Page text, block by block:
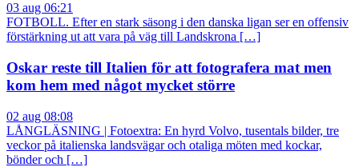
03 aug 06:21
FOTBOLL. Efter en stark säsong i den danska ligan ser en offensiv
förstärkning ut att vara på väg till Landskrona […]
Oskar reste till Italien för att fotografera mat men
kom hem med något mycket större
02 aug 08:08
LÅNGLÄSNING | Fotoextra: En hyrd Volvo, tusentals bilder, tre
veckor på italienska landsvägar och otaliga möten med kockar,
bönder och […]